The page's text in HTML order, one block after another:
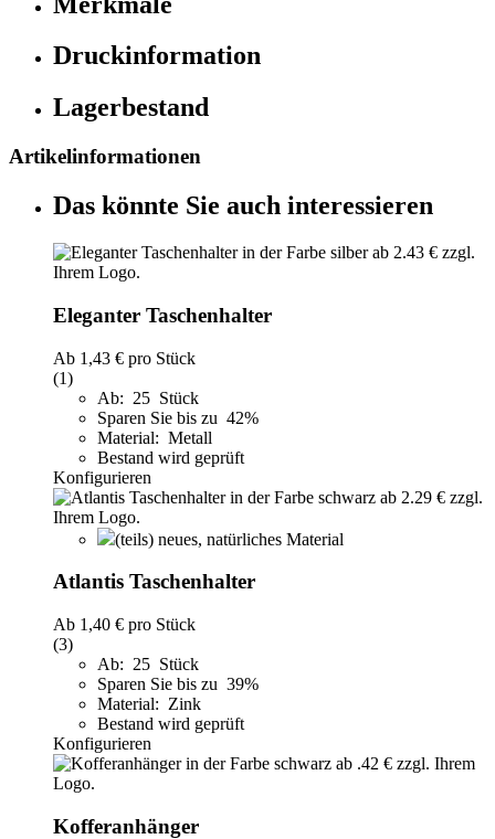
Druckinformation
Lagerbestand
Artikelinformationen
Das könnte Sie auch interessieren
Eleganter Taschenhalter
Ab 1,43 € pro Stück
(1)
Ab: 25 Stück
Sparen Sie bis zu 42%
Material: Metall
Bestand wird geprüft
Konfigurieren
(teils) neues, natürliches Material
Atlantis Taschenhalter
Ab 1,40 € pro Stück
(3)
Ab: 25 Stück
Sparen Sie bis zu 39%
Material: Zink
Bestand wird geprüft
Konfigurieren
Kofferanhänger